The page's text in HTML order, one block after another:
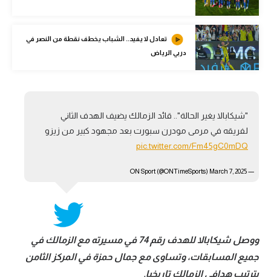
تحقيق في الجول
تقرير في الجول
تحليل في الجول
كويز في الجول
فيديو في الجول
تعادل لا يفيد.. الشباب يخطف نقطة من النصر في
دربي الرياض
"شيكابالا يغير الحالة".. قائد الزمالك يضيف الهدف الثاني
لفريقه في مرمى مودرن سبورت بعد مجهود كبير من زيزو
pic.twitter.com/Fm45gC0mDQ
— ON Sport (@ONTimeSports)
March 7, 2025
ووصل شيكابالا للهدف رقم 74 في مسيرته مع الزمالك في
جميع المسابقات، وتساوى مع جمال حمزة في المركز الثامن
بترتيب هدافي الزمالك تاريخيا.